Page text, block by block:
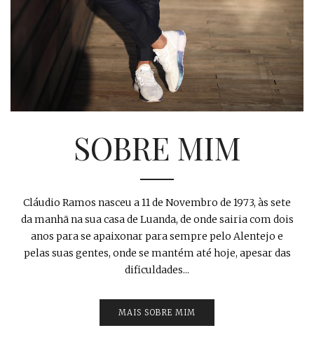
SOBRE MIM
Cláudio Ramos nasceu a 11 de Novembro de 1973, às sete
da manhã na sua casa de Luanda, de onde sairia com dois
anos para se apaixonar para sempre pelo Alentejo e
pelas suas gentes, onde se mantém até hoje, apesar das
dificuldades...
MAIS SOBRE MIM